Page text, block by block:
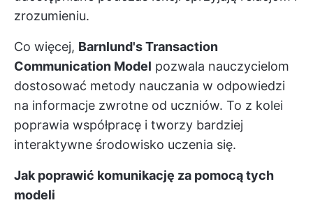
zrozumieniu.
Co więcej, Barnlund's Transaction
Communication Model pozwala nauczycielom
dostosować metody nauczania w odpowiedzi
na informacje zwrotne od uczniów. To z kolei
poprawia współpracę i tworzy bardziej
interaktywne środowisko uczenia się.
Jak poprawić komunikację za pomocą tych
modeli